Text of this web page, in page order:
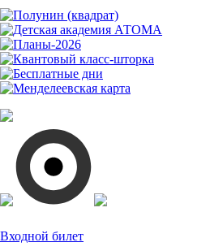
Входной билет